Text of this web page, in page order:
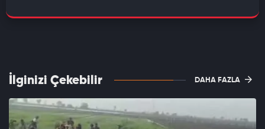
İlginizi Çekebilir DAHA FAZLA